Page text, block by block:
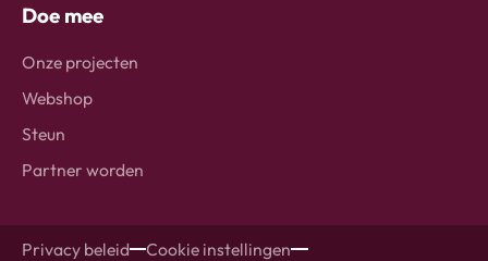
Doe mee
Onze projecten
Webshop
Steun
Partner worden
Privacy beleid
Cookie instellingen